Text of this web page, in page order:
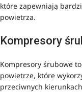
które zapewniają
powietrza.
Kompresory
Kompresory śrubowe
powietrze, które
przeciwnych